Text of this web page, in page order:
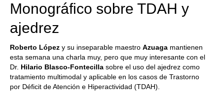
Monográfico sobre TDAH y
ajedrez
Roberto López y su inseparable maestro Azuaga mantienen
esta semana una charla muy, pero que muy interesante con el
Dr. Hilario Blasco-Fontecilla sobre el uso del ajedrez como
tratamiento multimodal y aplicable en los casos de Trastorno
por Déficit de Atención e Hiperactividad (TDAH).